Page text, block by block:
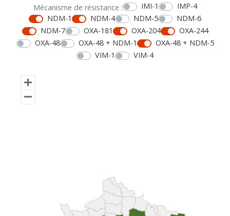
Mécanisme de résistance : IMI-1
IMP-4
NDM-1
NDM-4 NDM-5
NDM-6
NDM-7
OXA-181 OXA-204
OXA-244
OXA-48
OXA-48 + NDM-1
OXA-48 + NDM-5
VIM-1
VIM-4